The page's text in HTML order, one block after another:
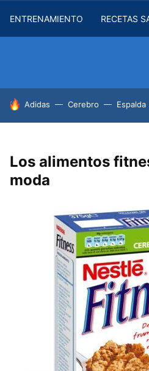
ENTRENAMIENTO RECETAS
HOY SE HABLA DE
Adidas Cerebro Espalda
Los alimentos
moda